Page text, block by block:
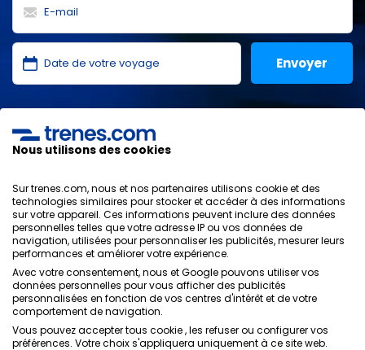
protection des données
ONLINE TRAVEL SOLUTIONS.
Politique de confidentialité
Conditions générales
Politique de sécurité
Contacts
Nous utilisons des cookies
Sur trenes.com, nous et nos partenaires utilisons cookie et des
technologies similaires pour stocker et accéder à des informations
sur votre appareil. Ces informations peuvent inclure des données
personnelles telles que votre adresse IP ou vos données de
navigation, utilisées pour personnaliser les publicités, mesurer leurs
performances et améliorer votre expérience.
Avec votre consentement, nous et Google pouvons utiliser vos
données personnelles pour vous afficher des publicités
personnalisées en fonction de vos centres d'intérêt et de votre
comportement de navigation.
Vous pouvez accepter tous cookie , les refuser ou configurer vos
préférences. Votre choix s'appliquera uniquement à ce site web.